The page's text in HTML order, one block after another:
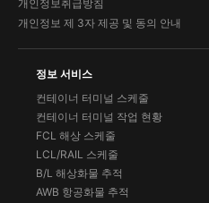
개인정보취급방침
개인정보 제 3자 제공 및 동의 안내
정보 서비스
컨테이너 터미널 스케줄
컨테이너 터미널 작업 현황
FCL 해상 스케줄
LCL/RAIL 스케줄
B/L 해상화물 추적
AWB 항공화물 추적